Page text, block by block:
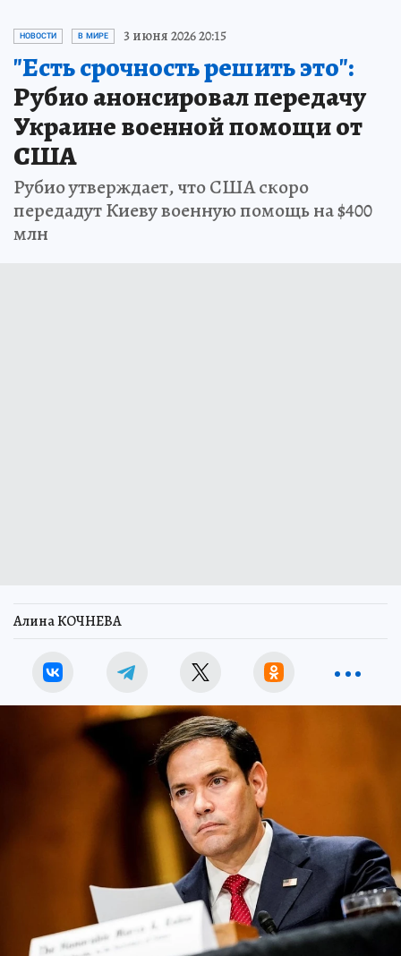
НОВОСТИ В МИРЕ 3 июня 2026 20:15
"Есть срочность решить это":
Рубио анонсировал передачу
Украине военной помощи от
США
Рубио утверждает, что США скоро
передадут Киеву военную помощь на $400
млн
Алина КОЧНЕВА